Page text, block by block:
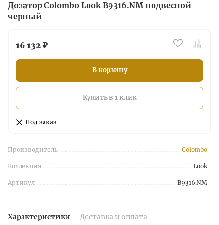
Дозатор Colombo Look B9316.NM подвесной
черный
16 132 ₽
В корзину
Купить в 1 клик
Под заказ
Производитель Colombo
Коллекция Look
Артикул B9316.NM
Характеристики Доставка и оплата